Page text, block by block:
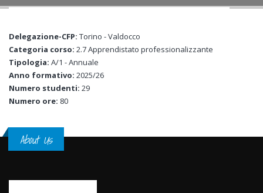
Delegazione-CFP: Torino - Valdocco
Categoria corso: 2.7 Apprendistato professionalizzante
Tipologia: A/1 - Annuale
Anno formativo: 2025/26
Numero studenti: 29
Numero ore: 80
About Us